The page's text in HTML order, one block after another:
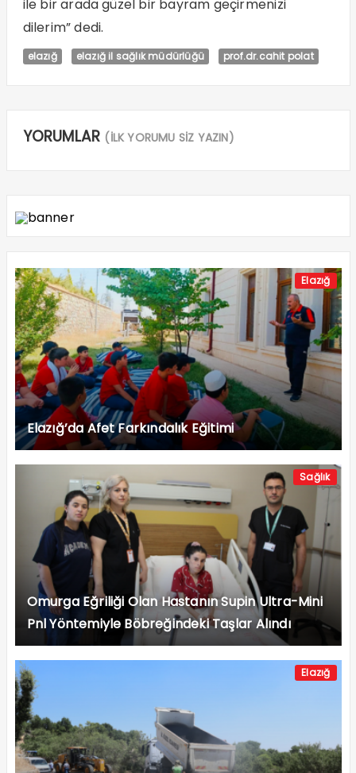
ile bir arada güzel bir bayram geçirmenizi
dilerim” dedi.
elazığ elazığ il sağlık müdürlüğü prof.dr.cahit polat
YORUMLAR (İLK YORUMU SİZ YAZIN)
Elazığ
Elazığ’da Afet Farkındalık Eğitimi
Sağlık
Omurga Eğriliği Olan Hastanın Supin Ultra-Mini
Pnl Yöntemiyle Böbreğindeki Taşlar Alındı
Elazığ